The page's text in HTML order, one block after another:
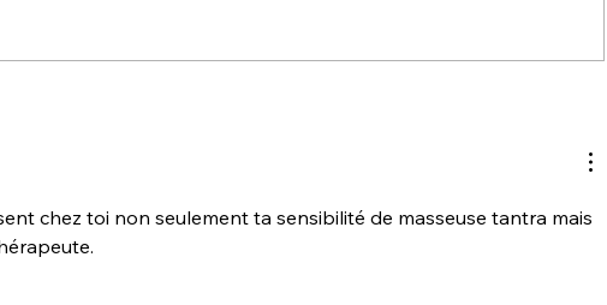
chez toi non seulement ta sensibilité de masseuse tantra mais